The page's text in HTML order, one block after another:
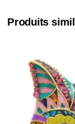
Produits